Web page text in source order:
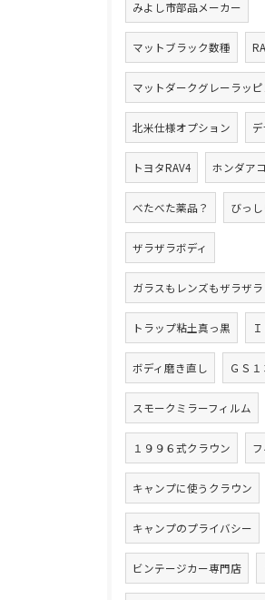
みよし市部品メーカー
マットブラック数種
マットダークグレーラッ
北米仕様オプション
トヨタRAV4 ホンダア
べたべた薬品？ びっ
ザラザラボディ
ガラスもレンズもザラザラ
トラップ粘土真っ黒
ボディ磨き直し ＧＳ
スモークミラーフィルム
１９９６式クラウン
キャンプに使うクラウン
キャンプのプライバシー
ビンテージカー専門店